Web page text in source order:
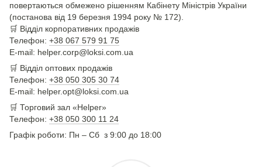
повертаються обмежено рішенням Кабінету Міністрів України
(постанова від 19 березня 1994 року № 172).
🛒 Відділ корпоративних продажів
Телефон: +38 067 579 91 75
E-mail: helper.corp@loksi.com.ua
🛒 Відділ оптових продажів
Телефон: +38 050 305 30 74
E-mail: helper.opt@loksi.com.ua
🛒 Торговий зал «Helper»
Телефон: +38 050 300 11 24
Графік роботи: Пн – Сб з 9:00 до 18:00